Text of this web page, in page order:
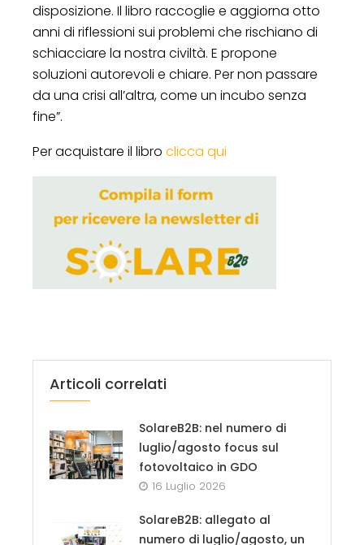
disposizione. Il libro raccoglie e aggiorna otto
anni di riflessioni sui problemi che rischiano di
schiacciare la nostra civiltà. E propone
soluzioni autorevoli e chiare. Per non passare
da una crisi all’altra, come un incubo senza
fine”.
Per acquistare il libro clicca qui
Articoli correlati
SolareB2B: nel numero di
luglio/agosto focus sul
fotovoltaico in GDO
16 Luglio 2026
SolareB2B: allegato al
numero di luglio/agosto, un